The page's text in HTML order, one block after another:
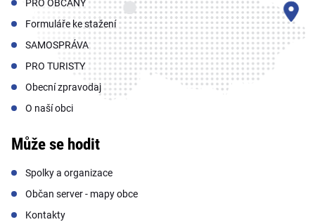
PRO OBČANY
Formuláře ke stažení
SAMOSPRÁVA
PRO TURISTY
Obecní zpravodaj
O naší obci
Může se hodit
Spolky a organizace
Občan server - mapy obce
Kontakty